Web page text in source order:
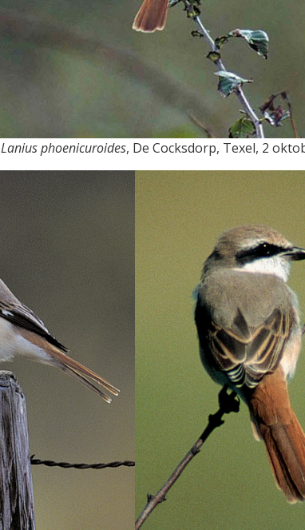
Lanius phoenicuroides, De Cocksdorp, Texel, 2